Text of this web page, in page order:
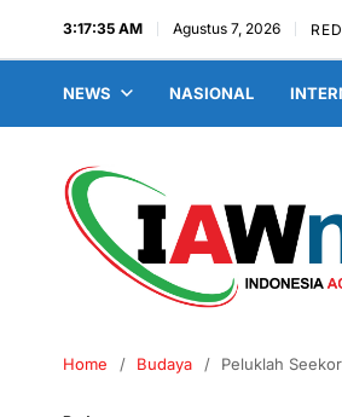
3:17:37 AM Agustus 7, 2026
NEWS NASIONAL
Home Budaya Peluklah